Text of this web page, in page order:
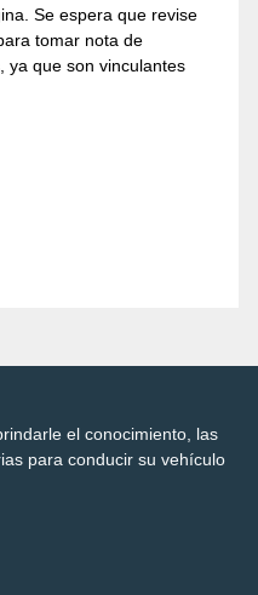
Se espera que revise
tomar nota de
ya que son vinculantes
el conocimiento, las
para conducir su vehículo